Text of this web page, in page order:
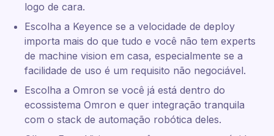
logo de cara.
Escolha a Keyence se a velocidade de deploy
importa mais do que tudo e você não tem experts
de machine vision em casa, especialmente se a
facilidade de uso é um requisito não negociável.
Escolha a Omron se você já está dentro do
ecossistema Omron e quer integração tranquila
com o stack de automação robótica deles.